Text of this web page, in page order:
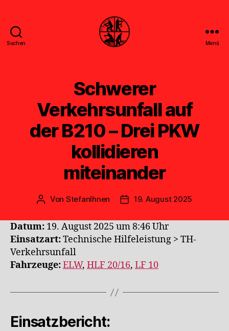
Suchen Menü
Schwerer
Verkehrsunfall auf
der B210 – Drei PKW
kollidieren
miteinander
Beitragsautor
Von StefanIhnen Veröffentlichungsdatum
19. August 2025
Datum: 19. August 2025 um 8:46 Uhr
Einsatzart:Technische Hilfeleistung > TH-
Verkehrsunfall
Fahrzeuge:ELW, HLF 20/16, LF 10
Einsatzbericht: